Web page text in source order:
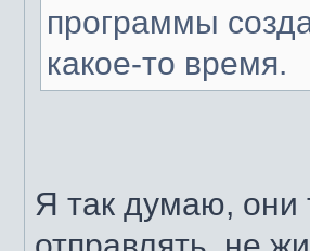
программы
какое-то время.
Я так думаю, они